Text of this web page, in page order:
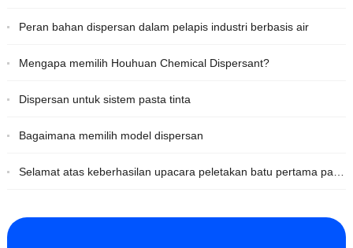
Peran bahan dispersan dalam pelapis industri berbasis air
Mengapa memilih Houhuan Chemical Dispersant?
Dispersan untuk sistem pasta tinta
Bagaimana memilih model dispersan
Selamat atas keberhasilan upacara peletakan batu pertama pabrik kimia Houhuan yang baru